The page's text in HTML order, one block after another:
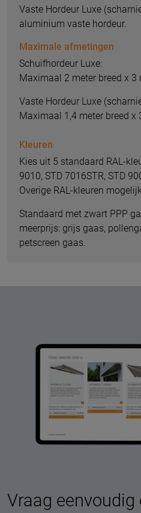
Vaste Hordeur Luxe
aluminium vaste hordeur.
Maximale afmetingen
Schuifhordeur Luxe:
Maximaal 2 meter breed x 3
Vaste Hordeur Luxe
Maximaal 1,4 meter breed x
Kleuren
Kies uit 5 standaard RAL-
9010, STD 7016STR, STD
Overige RAL-kleuren
Standaard met zwart PPP
meerprijs: grijs gaas,
petscreen gaas.
Vraag eenvoudig